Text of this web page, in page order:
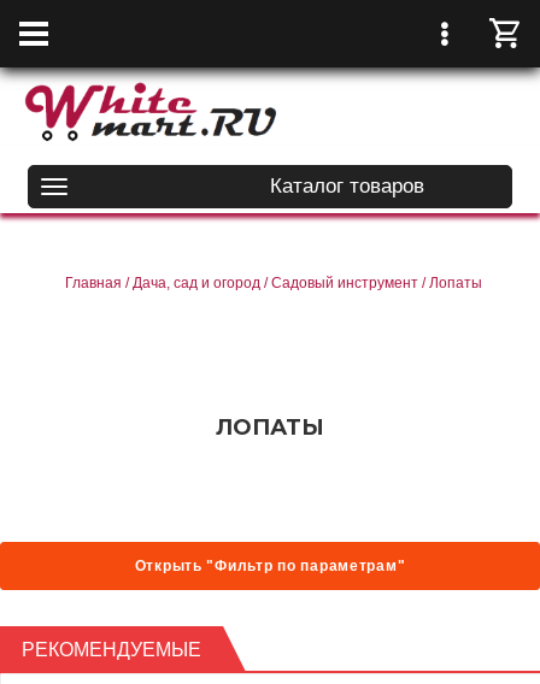
Каталог товаров
Главная / Дача, сад и огород / Садовый инструмент /Лопаты
ЛОПАТЫ
Открыть "Фильтр по параметрам"
РЕКОМЕНДУЕМЫЕ